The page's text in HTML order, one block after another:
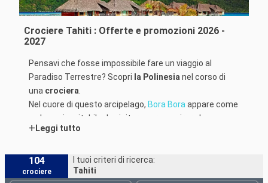
Porti Compagnie
Ricerca
Crociere Tahiti : Offerte e promozioni 2026 -
2027
Pensavi che fosse impossibile fare un viaggio al
Paradiso Terrestre? Scopri la Polinesia nel corso di
una crociera
Nel cuore di questo arcipelago, Bora Bora appare come
un luogo inevitabile da visitare per ammirare la sua
laguna considerata come la più bella del mondo. Nel
acquatico stupefacente dove potrai osservare tutti i
tipi di pesci esotici: barracuda, mante... Ammiri la
+Leggi tutto
104
crociere
I tuoi criteri di ricerca:
Tahiti